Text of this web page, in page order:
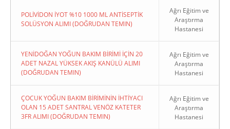
POLİVİDON İYOT %10 1000 ML ANTİSEPTİK
SOLÜSYON ALIMI (DOĞRUDAN TEMIN)
Ağrı Eğitim ve
Araştırma
Hastanesi
YENİDOĞAN YOĞUN BAKIM BİRİMİ İÇİN 20
ADET NAZAL YÜKSEK AKIŞ KANÜLÜ ALIMI
(DOĞRUDAN TEMIN)
Ağrı Eğitim ve
Araştırma
Hastanesi
ÇOCUK YOĞUN BAKIM BİRİMİNİN İHTİYACI
OLAN 15 ADET SANTRAL VENÖZ KATETER
3FR ALIMI (DOĞRUDAN TEMIN)
Ağrı Eğitim ve
Araştırma
Hastanesi